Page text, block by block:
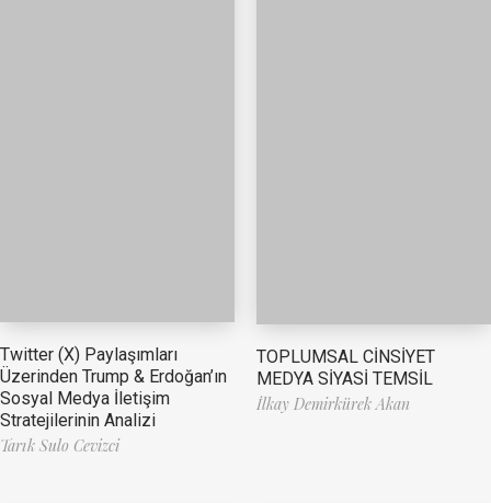
Twitter (X) Paylaşımları
Üzerinden Trump & Erdoğan’ın
Sosyal Medya İletişim
Stratejilerinin Analizi
Tarık Sulo Cevizci
TOPLUMSAL CİNSİYET
MEDYA SİYASİ TEMSİL
İlkay Demirkürek Akan